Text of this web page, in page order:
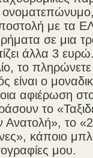
ονοματεπώνυμο,
με τα
σε μια
άλλα 3
το
είναι ο
αφιέρωση
το
Ανατολή», το
κάποιο
μου.